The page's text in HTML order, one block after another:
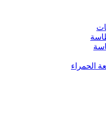
الحمراء